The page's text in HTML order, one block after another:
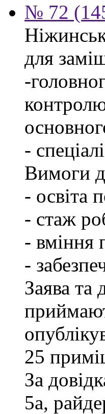
№ 72
для
-
-
Вимоги
- освіта
- стаж
- вміння
-
Заява та
25
За
5а,